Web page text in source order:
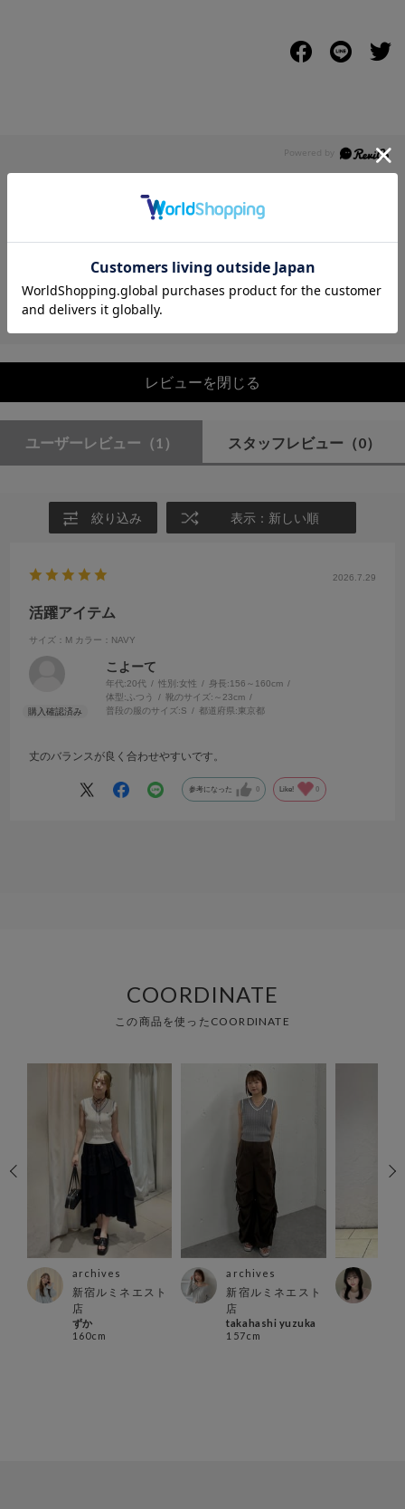
5.0
レビュー件数：1件
レビューを閉じる
ユーザーレビュー （1） スタッフレビュー （0）
絞り込み 表示：新しい順
2026.7.29
活躍アイテム
サイズ：M カラー：NAVY
こよーて
年代:20代 性別:女性 身長:156～160cm
体型: ふつう 靴のサイズ: ～23cm
普段の服のサイズ:S 都道府県:東京都
丈のバランスが良く合わせやすいです。
参考になった 0 Like! 0
COORDINATE
この商品を使ったCOORDINATE
archives
新宿ルミネエスト
店
ずか
160cm
archives
新宿ルミネエスト
店
takahashi yuzuka
157cm